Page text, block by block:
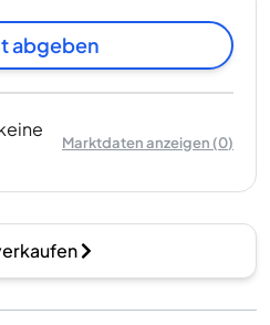
abgeben
Marktdaten anzeigen (0)